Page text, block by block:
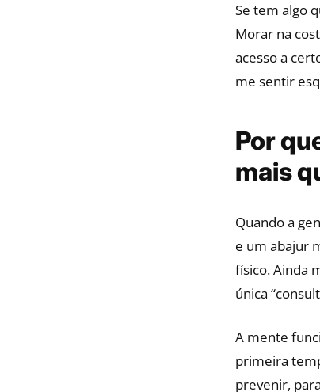
Se tem algo
Morar na
acesso a
me sentir
Por
mais
Quando a
e um abajur
físico. Ainda
única
A mente
primeira
prevenir,